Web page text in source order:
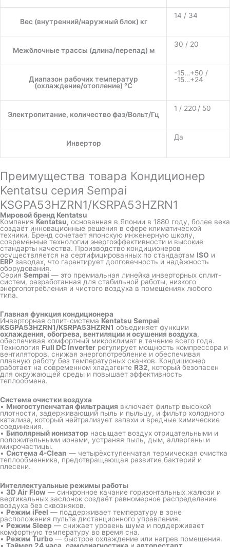
Вес (внутренний/наружный блок) кг
14 / 34
Межблочные трассы (длина/перепад) м
30 / 20
Диапазон рабочих температур
(охлаждение/отопление) °C
-15…+50 /
-15…+24
Электропитание, количество фаз/Вольт/Гц
1 / 220 / 50
Инвертор
Да
Преимущества товара Кондиционер
Kentatsu серия Sempai
KSGPA53HZRN1/KSRPA53HZRN1
Мировой бренд Kentatsu
Компания Kentatsu, основанная в Японии в 1880 году, более века
создаёт инновационные решения в сфере климатической
техники. Бренд сочетает японскую инженерную школу,
современные технологии энергоэффективности и высокие
стандарты качества. Производство кондиционеров
осуществляется на сертифицированных по стандартам ISO и
ERP заводах, что гарантирует долговечность и надёжность
оборудования.
Серия Sempai — это премиальная линейка инверторных сплит-
систем, разработанная для стабильной работы, низкого
энергопотребления и чистого воздуха в помещениях любого
типа.
Главная функция кондиционера
Инверторная сплит-система Kentatsu Sempai
KSGPA53HZRN1/KSRPA53HZRN1 объединяет функции
охлаждения, обогрева, вентиляции и осушения воздуха,
обеспечивая комфортный микроклимат в течение всего года.
Технология Full DC Inverter регулирует мощность компрессора и
вентиляторов, снижая энергопотребление и обеспечивая
плавную работу без температурных скачков. Кондиционер
работает на современном хладагенте R32, который безопасен
для окружающей среды и повышает эффективность
теплообмена.
Система очистки воздуха
• Многоступенчатая фильтрация включает фильтр высокой
плотности, задерживающий пыль и пыльцу, и фильтр холодного
катализа, который нейтрализует запахи и вредные химические
соединения.
• Биполярный ионизатор насыщает воздух отрицательными и
положительными ионами, устраняя пыль, дым, аллергены и
микрочастицы.
• Система 4-Clean — четырёхступенчатая термическая очистка
теплообменника, предотвращающая развитие бактерий и
плесени.
Интеллектуальные режимы работы
• 3D Air Flow — синхронное качание горизонтальных жалюзи и
вертикальных заслонок создаёт равномерное распределение
воздуха без сквозняков.
• Режим iFeel — поддерживает температуру в зоне
расположения пульта дистанционного управления.
• Режим Sleep — снижает уровень шума и поддерживает
комфортную температуру во время сна.
• Режим Turbo — быстрое охлаждение или нагрев помещения.
• Таймер 24 часа, самодиагностика и авторестарт